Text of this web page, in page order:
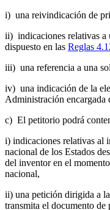
i) una reivindicación de
ii) indicaciones relativas a
dispuesto en las Reglas
iii) una referencia a una
iv) una indicación de la
Administración encargada
c) El petitorio podrá
i) indicaciones relativas al
nacional de los Estados
del inventor en el
nacional,
ii) una petición dirigida a
transmita el documento